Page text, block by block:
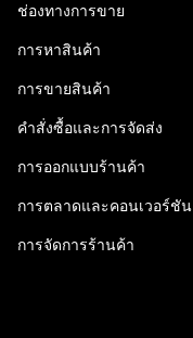
ช่องทางการขาย
การหาสินค้า
การขายสินค้า
คำสั่งซื้อและการจัดส่ง
การออกแบบร้านค้า
การตลาดและคอนเวอร์ชัน
การจัดการร้านค้า